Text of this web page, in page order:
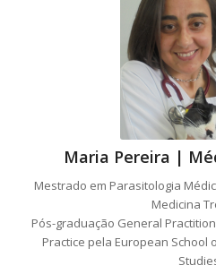
Maria Pereira |
Mestrado em Parasitologia
Medicina
Pós-graduação General
Practice pela European